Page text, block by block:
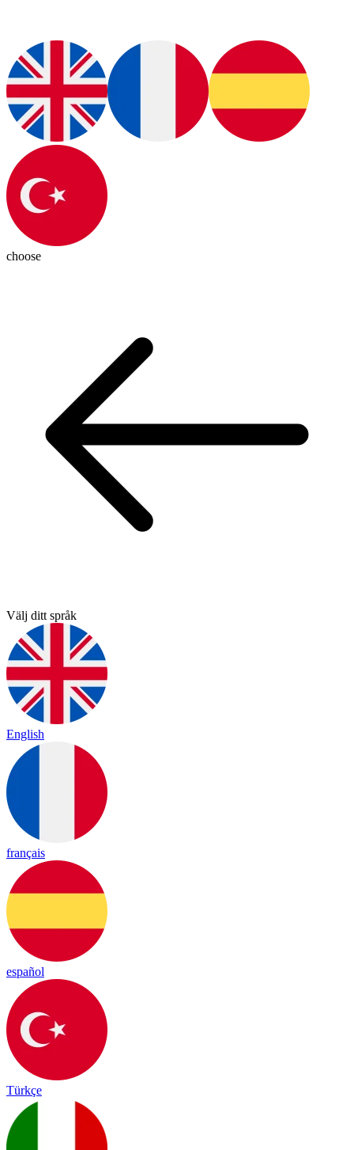
choose
Välj ditt språk
English
français
español
Türkçe